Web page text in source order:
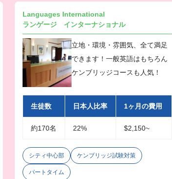
Languages International
ランゲージ インターナショナル
立地・環境・雰囲気、全て満足
できます！一般英語はもちろん
ケンブリッジコースも人気！
生徒数 日本人比率 1ヶ月の費用
約170名 22% $2,150~
シティ中心部 ケンブリッジ試験対策
パートタイム